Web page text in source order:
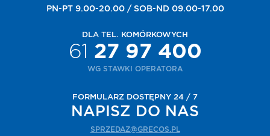
PN-PT 9.00-20.00 / SOB-ND 09.00-17.00
DLA TEL. KOMÓRKOWYCH
61 27 97 400
WG STAWKI OPERATORA
FORMULARZ DOSTĘPNY 24 / 7
NAPISZ DO NAS
SPRZEDAZ@GRECOS.PL